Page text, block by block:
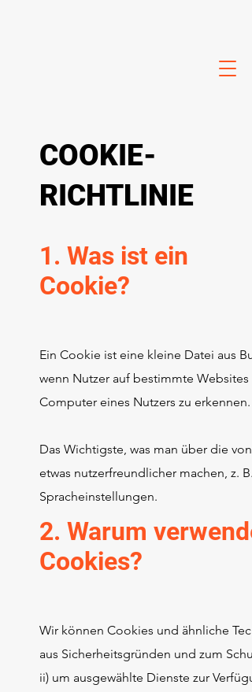
COOKIE-
RICHTLINIE
1. Was ist ein
Cookie?
Ein Cookie ist eine kleine Datei aus
wenn Nutzer auf bestimmte
Computer eines Nutzers zu erkennen.
Das Wichtigste, was man über die
etwas nutzerfreundlicher machen, z.
Spracheinstellungen.
2. Warum
Cookies?
Wir können Cookies und ähnliche
aus Sicherheitsgründen und zum
ii) um ausgewählte Dienste zur